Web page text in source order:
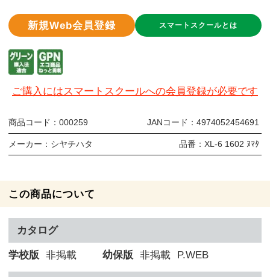
新規Web会員登録 スマートスクールとは
ご購入にはスマートスクールへの会員登録が必要です
商品コード： 000259 JANコード： 4974052454691
メーカー： シヤチハタ 品番： XL-6 1602 ﾇﾏﾀ
この商品について
カタログ
学校版 非掲載 幼保版 非掲載 P.WEB